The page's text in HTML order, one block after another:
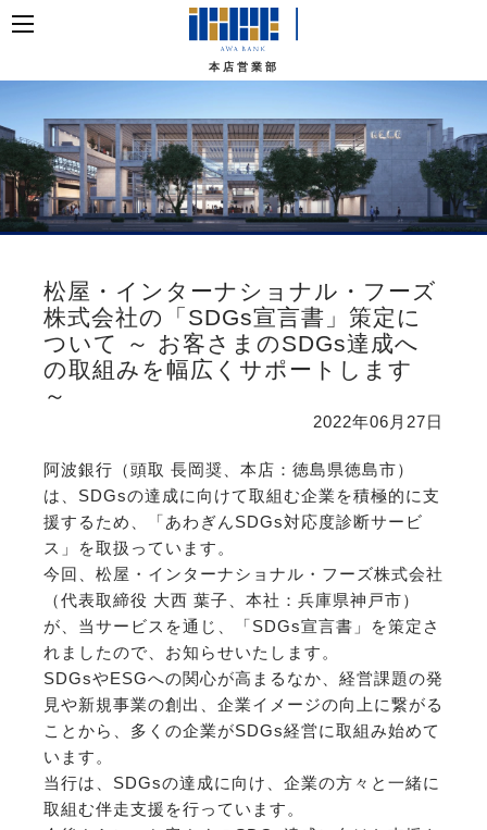
本店営業部
松屋・インターナショナル・フーズ
株式会社の「SDGs宣言書」策定に
ついて ～ お客さまのSDGs達成へ
の取組みを幅広くサポートします
～
2022年06月27日
阿波銀行（頭取 長岡奨、本店：徳島県徳島市）
は、SDGsの達成に向けて取組む企業を積極的に支
援するため、「あわぎんSDGs対応度診断サービ
ス」を取扱っています。
今回、松屋・インターナショナル・フーズ株式会社
（代表取締役 大西 葉子、本社：兵庫県神戸市）
が、当サービスを通じ、「SDGs宣言書」を策定さ
れましたので、お知らせいたします。
SDGsやESGへの関心が高まるなか、経営課題の発
見や新規事業の創出、企業イメージの向上に繋がる
ことから、多くの企業がSDGs経営に取組み始めて
います。
当行は、SDGsの達成に向け、企業の方々と一緒に
取組む伴走支援を行っています。